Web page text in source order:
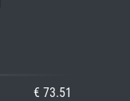
€ 73.51